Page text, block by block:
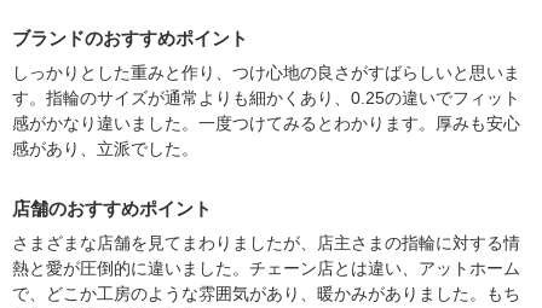
ブランドのおすすめポイント
しっかりとした重みと作り、つけ心地の良さがすばらしいと思いま
す。指輪のサイズが通常よりも細かくあり、0.25の違いでフィット
感がかなり違いました。一度つけてみるとわかります。厚みも安心
感があり、立派でした。
店舗のおすすめポイント
さまざまな店舗を見てまわりましたが、店主さまの指輪に対する情
熱と愛が圧倒的に違いました。チェーン店とは違い、アットホーム
で、どこか工房のような雰囲気があり、暖かみがありました。もち